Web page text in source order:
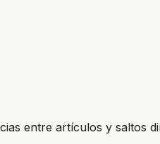
entre artículos y saltos